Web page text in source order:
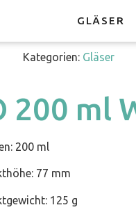
GLÄSER
Kategorien: Gläser
200 ml
200 ml
77 mm
125 g